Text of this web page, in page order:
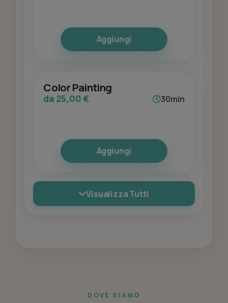
Aggiungi
Color Painting
da 25,00 € 30min
Aggiungi
Visualizza Tutti
DOVE SIAMO